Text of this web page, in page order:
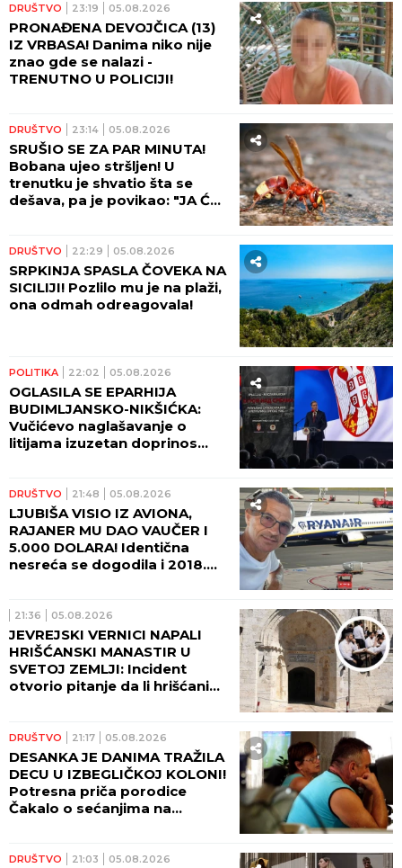
DRUŠTVO 23:19 05.08.2026
PRONAĐENA DEVOJČICA (13)
IZ VRBASA! Danima niko nije
znao gde se nalazi -
TRENUTNO U POLICIJI!
DRUŠTVO 23:14 05.08.2026
SRUŠIO SE ZA PAR MINUTA!
Bobana ujeo stršljen! U
trenutku je shvatio šta se
dešava, pa je povikao: "JA ĆU
DRUŠTVO 22:29 05.08.2026
SRPKINJA SPASLA ČOVEKA NA
SICILIJI! Pozlilo mu je na plaži,
ona odmah odreagovala!
POLITIKA 22:02 05.08.2026
OGLASILA SE EPARHIJA
BUDIMLJANSKO-NIKŠIĆKA:
Vučićevo naglašavanje o
litijama izuzetan doprinos
DRUŠTVO 21:48 05.08.2026
LJUBIŠA VISIO IZ AVIONA,
RAJANER MU DAO VAUČER I
5.000 DOLARA! Identična
nesreća se dogodila i 2018.
21:36 05.08.2026
JEVREJSKI VERNICI NAPALI
HRIŠĆANSKI MANASTIR U
SVETOJ ZEMLJI: Incident
otvorio pitanje da li hrišćani
DRUŠTVO 21:17 05.08.2026
DESANKA JE DANIMA TRAŽILA
DECU U IZBEGLIČKOJ KOLONI!
Potresna priča porodice
Čakalo o sećanjima na
DRUŠTVO 21:03 05.08.2026